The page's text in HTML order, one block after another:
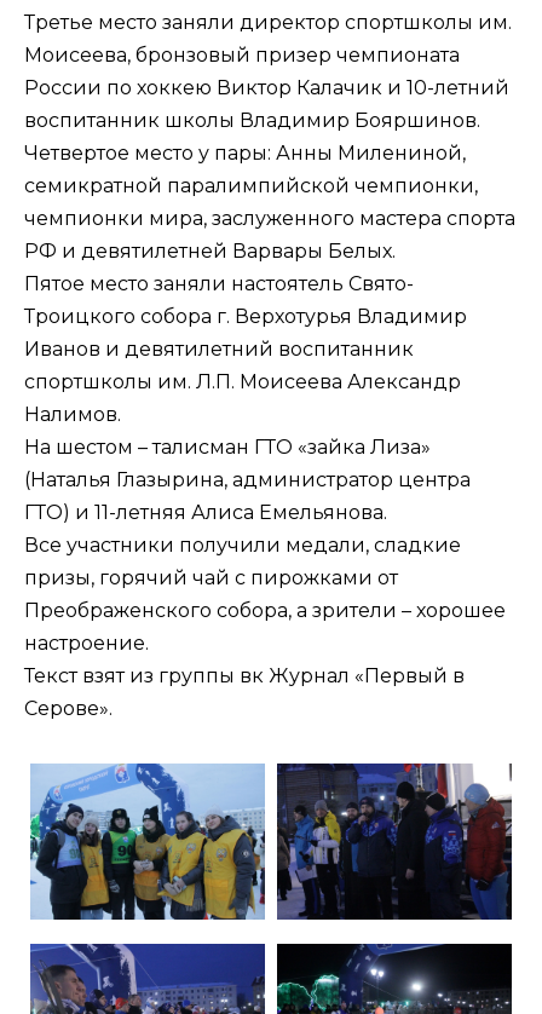
Третье место заняли директор спортшколы им.
Моисеева, бронзовый призер чемпионата
России по хоккею Виктор Калачик и 10-летний
воспитанник школы Владимир Бояршинов.
Четвертое место у пары: Анны Милениной,
семикратной паралимпийской чемпионки,
чемпионки мира, заслуженного мастера спорта
РФ и девятилетней Варвары Белых.
Пятое место заняли настоятель Свято-
Троицкого собора г. Верхотурья Владимир
Иванов и девятилетний воспитанник
спортшколы им. Л.П. Моисеева Александр
Налимов.
На шестом – талисман ГТО «зайка Лиза»
(Наталья Глазырина, администратор центра
ГТО) и 11-летняя Алиса Емельянова.
Все участники получили медали, сладкие
призы, горячий чай с пирожками от
Преображенского собора, а зрители – хорошее
настроение.
Текст взят из группы вк Журнал «Первый в
Серове».